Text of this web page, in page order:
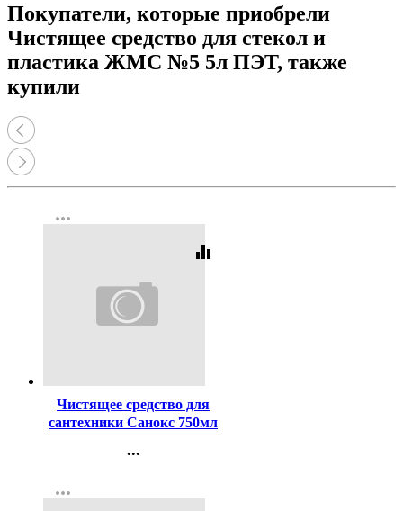
Покупатели, которые приобрели
Чистящее средство для стекол и
пластика ЖМС №5 5л ПЭТ, также
купили
more_horiz
equalizer
Чистящее средство для
сантехники Санокс 750мл
...
Регистрация
more_horiz